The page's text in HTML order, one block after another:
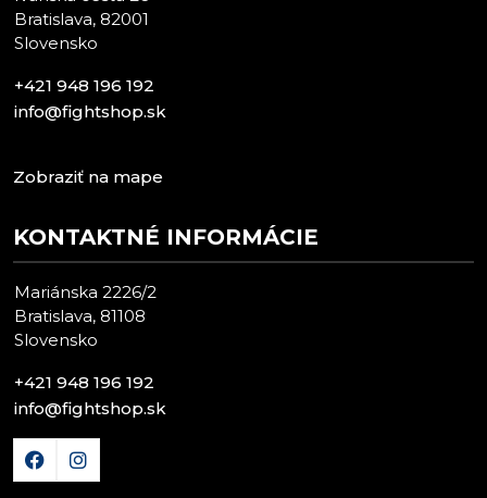
Bratislava, 82001
Slovensko
+421 948 196 192
info@fightshop.sk
Zobraziť na mape
KONTAKTNÉ INFORMÁCIE
Mariánska 2226/2
Bratislava, 81108
Slovensko
+421 948 196 192
info@fightshop.sk